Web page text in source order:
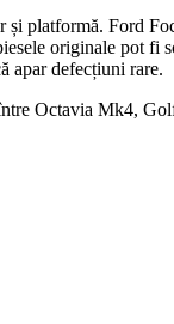
platformă. Ford
originale pot
apar defecțiuni rare.
Octavia Mk4,